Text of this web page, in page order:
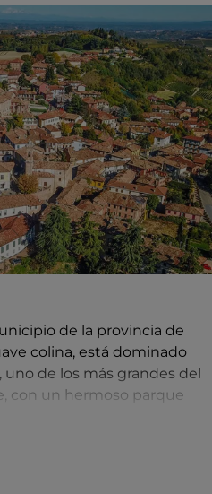
de la provincia de
colina, está dominado
de los más grandes del
con un hermoso parque